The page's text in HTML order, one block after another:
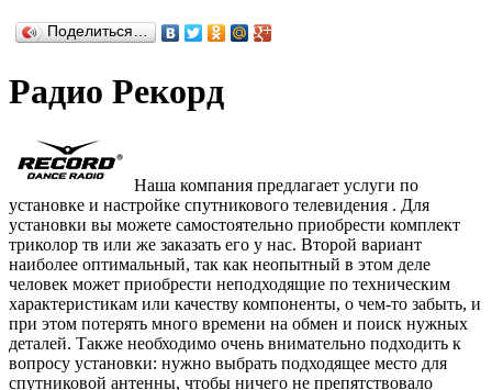
Поделиться…
Радио Рекорд
Наша компания предлагает услуги по
установке и настройке спутникового телевидения . Для
установки вы можете самостоятельно приобрести комплект
триколор тв или же заказать его у нас. Второй вариант
наиболее оптимальный, так как неопытный в этом деле
человек может приобрести неподходящие по техническим
характеристикам или качеству компоненты, о чем-то забыть, и
при этом потерять много времени на обмен и поиск нужных
деталей. Также необходимо очень внимательно подходить к
вопросу установки: нужно выбрать подходящее место для
спутниковой антенны, чтобы ничего не препятствовало